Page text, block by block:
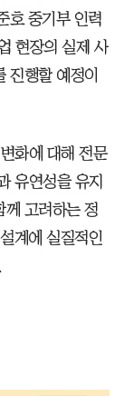
호 중기부 인력
현장의 실제 사
진행할 예정이
화에 대해 전문
유연성을 유지
께 고려하는 정
계에 실질적인